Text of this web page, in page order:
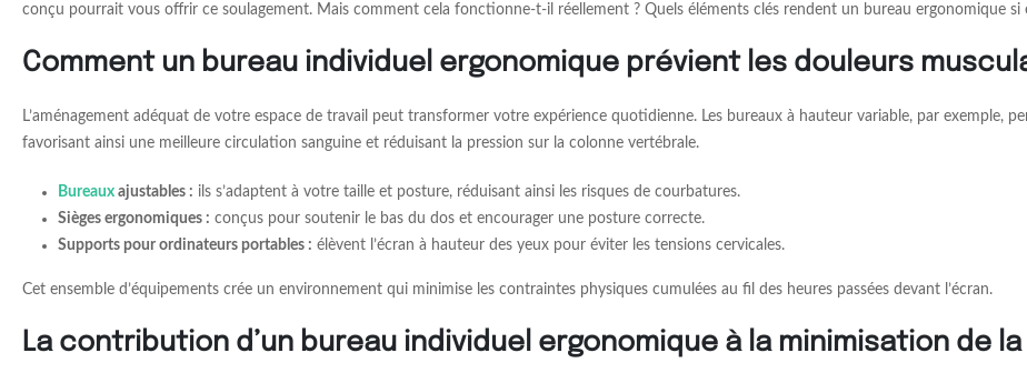
conçu pourrait vous offrir ce soulagement. Mais comment cela fonctionne-t-il réellement ? Quels éléments clés rendent un bureau ergonomique
Comment un bureau individuel ergonomique prévient les douleurs
L’aménagement adéquat de votre espace de travail peut transformer votre expérience quotidienne. Les bureaux à hauteur variable, par exemple,
favorisant ainsi une meilleure circulation sanguine et réduisant la pression sur la colonne vertébrale.
Bureaux ajustables : ils s’adaptent à votre taille et posture, réduisant ainsi les risques de courbatures.
Sièges ergonomiques : conçus pour soutenir le bas du dos et encourager une posture correcte.
Supports pour ordinateurs portables : élèvent l’écran à hauteur des yeux pour éviter les tensions cervicales.
Cet ensemble d’équipements crée un environnement qui minimise les contraintes physiques cumulées au fil des heures passées devant l’écran.
La contribution d’un bureau individuel ergonomique à la minimisation de